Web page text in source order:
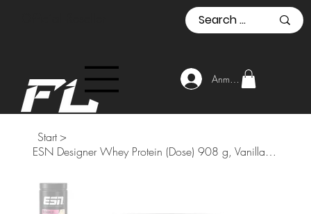
Anmelden
Start >
ESN Designer Whey Protein (Dose) 908 g, Vanilla Milk